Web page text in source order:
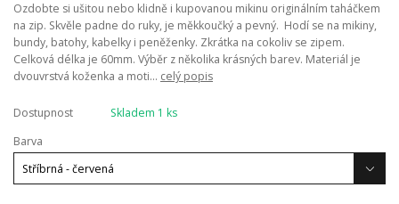
Ozdobte si ušitou nebo klidně i kupovanou mikinu originálním taháčkem
na zip. Skvěle padne do ruky, je měkkoučký a pevný. Hodí se na mikiny,
bundy, batohy, kabelky i peněženky. Zkrátka na cokoliv se zipem.
Celková délka je 60mm. Výběr z několika krásných barev. Materiál je
dvouvrstvá koženka a moti... celý popis
Dostupnost
Skladem 1 ks
Barva